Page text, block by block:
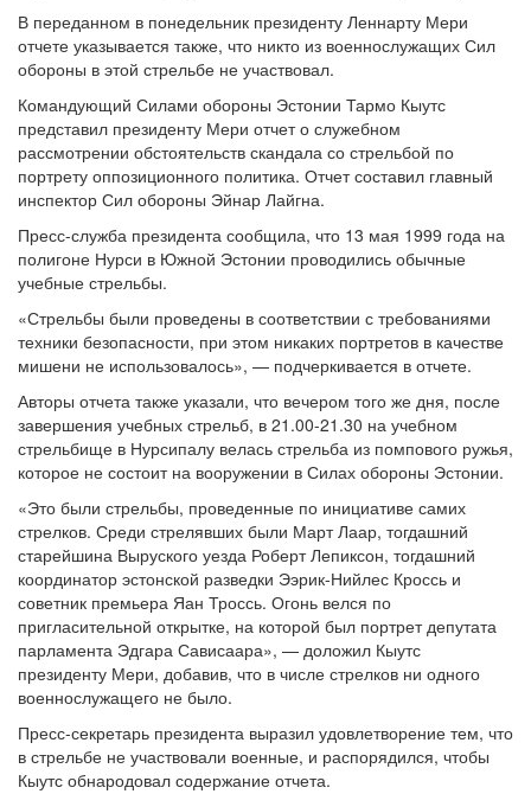
В переданном в понедельник президенту Леннарту Мери
отчете указывается также, что никто из военнослужащих Сил
обороны в этой стрельбе не участвовал.
Командующий Силами обороны Эстонии Тармо Кыутс
представил президенту Мери отчет о служебном
рассмотрении обстоятельств скандала со стрельбой по
портрету оппозиционного политика. Отчет составил главный
инспектор Сил обороны Эйнар Лайгна.
Пресс-служба президента сообщила, что 13 мая 1999 года на
полигоне Нурси в Южной Эстонии проводились обычные
учебные стрельбы.
«Стрельбы были проведены в соответствии с требованиями
техники безопасности, при этом никаких портретов в качестве
мишени не использовалось», — подчеркивается в отчете.
Авторы отчета также указали, что вечером того же дня, после
завершения учебных стрельб, в 21.00-21.30 на учебном
стрельбище в Нурсипалу велась стрельба из помпового ружья,
которое не состоит на вооружении в Силах обороны Эстонии.
«Это были стрельбы, проведенные по инициативе самих
стрелков. Среди стрелявших были Март Лаар, тогдашний
старейшина Выруского уезда Роберт Лепиксон, тогдашний
координатор эстонской разведки Ээрик-Нийлес Кроссь и
советник премьера Яан Троссь. Огонь велся по
пригласительной открытке, на которой был портрет депутата
парламента Эдгара Сависаара», — доложил Кыутс
президенту Мери, добавив, что в числе стрелков ни одного
военнослужащего не было.
Пресс-секретарь президента выразил удовлетворение тем, что
в стрельбе не участвовали военные, и распорядился, чтобы
Кыутс обнародовал содержание отчета.